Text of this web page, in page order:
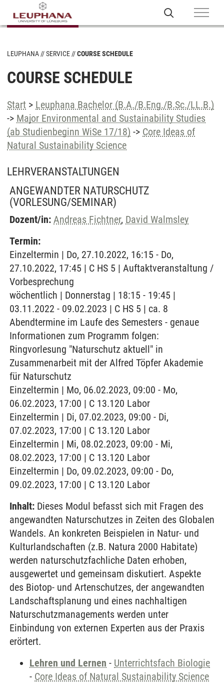
LEUPHANA SERVICE COURSE SCHEDULE
COURSE SCHEDULE
Start > Leuphana Bachelor (B.A./B.Eng./B.Sc./LL.B.)
-> Major Environmental and Sustainability Studies
(ab Studienbeginn WiSe 17/18) -> Core Ideas of
Natural Sustainability Science
LEHRVERANSTALTUNGEN
ANGEWANDTER NATURSCHUTZ
(VORLESUNG/SEMINAR)
Dozent/in: Andreas Fichtner, David Walmsley
Termin:
Einzeltermin | Do, 27.10.2022, 16:15 - Do,
27.10.2022, 17:45 | C HS 5 | Auftaktveranstaltung /
Vorbesprechung
wöchentlich | Donnerstag | 18:15 - 19:45 |
03.11.2022 - 09.02.2023 | C HS 5 | ca. 8
Abendtermine im Laufe des Semesters - genaue
Informationen zum Programm folgen:
Ringvorlesung "Naturschutz aktuell" in
Zusammenarbeit mit der Alfred Töpfer Akademie
für Naturschutz
Einzeltermin | Mo, 06.02.2023, 09:00 - Mo,
06.02.2023, 17:00 | C 13.120 Labor
Einzeltermin | Di, 07.02.2023, 09:00 - Di,
07.02.2023, 17:00 | C 13.120 Labor
Einzeltermin | Mi, 08.02.2023, 09:00 - Mi,
08.02.2023, 17:00 | C 13.120 Labor
Einzeltermin | Do, 09.02.2023, 09:00 - Do,
09.02.2023, 17:00 | C 13.120 Labor
Inhalt: Dieses Modul befasst sich mit Fragen des
angewandten Naturschutzes in Zeiten des Globalen
Wandels. An konkreten Beispielen in Natur- und
Kulturlandschaften (z.B. Natura 2000 Habitate)
werden naturschutzfachliche Daten erhoben,
ausgewertet und gemeinsam diskutiert. Aspekte
des Biotop- und Artenschutzes, der angewandten
Landschaftsplanung und eines nachhaltigen
Naturschutzmanagements werden unter
Einbindung von externen Experten aus der Praxis
erörtert.
Lehren und Lernen - Unterrichtsfach Biologie
- Core Ideas of Natural Sustainability Science